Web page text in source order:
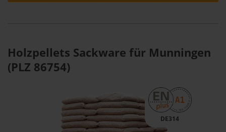
Holzpellets Sackware für Munningen
(PLZ 86754)
DE314